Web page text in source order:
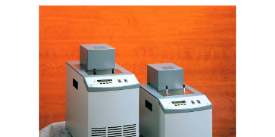
KONTAKTY
ZNAČKY